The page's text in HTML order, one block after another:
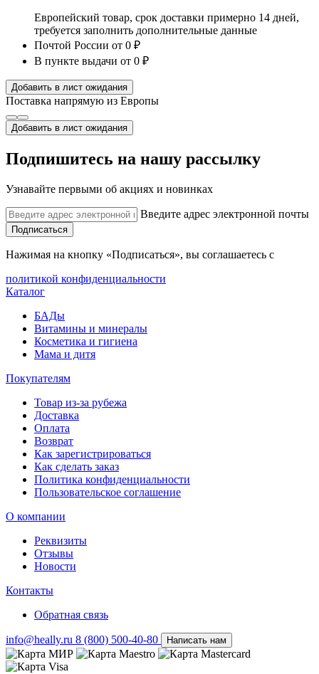
Европейский товар, срок доставки примерно 14 дней,
требуется заполнить дополнительные данные
Почтой России от 0 ₽
В пункте выдачи от 0 ₽
Добавить в лист ожидания
Поставка напрямую из Европы
Добавить в лист ожидания
Подпишитесь на нашу рассылку
Узнавайте первыми об акциях и новинках
Введите адрес электронной почты
Подписаться
Нажимая на кнопку «Подписаться», вы соглашаетесь с
политикой конфиденциальности
Каталог
БАДы
Витамины и минералы
Косметика и гигиена
Мама и дитя
Покупателям
Товар из-за рубежа
Доставка
Оплата
Возврат
Как зарегистрироваться
Как сделать заказ
Политика конфиденциальности
Пользовательское соглашение
О компании
Реквизиты
Отзывы
Новости
Контакты
Обратная связь
info@heally.ru 8 (800) 500-40-80 Написать нам